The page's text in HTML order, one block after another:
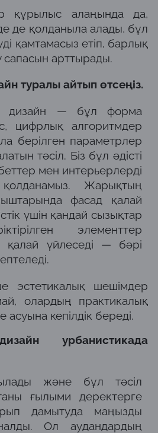
құрылыс алаңында да,
де қолданыла алады, бұл
қамтамасыз етіп, барлық
сапасын арттырады.
туралы айтып өтсеңіз.
дизайн — бұл форма
цифрлық алгоритмдер
берілген параметрлер
тәсіл. Біз бұл әдісті
мен интерьерлерді
Жарықтың
фасад қалай
үшін қандай сызықтар
элементтер
қалай үйлеседі — бәрі
эстетикалық шешімдер
олардың практикалық
кепілдік береді.
урбанистикада
және бұл тәсіл
ғылыми деректерге
дамытуда маңызды
Ол аудандардың